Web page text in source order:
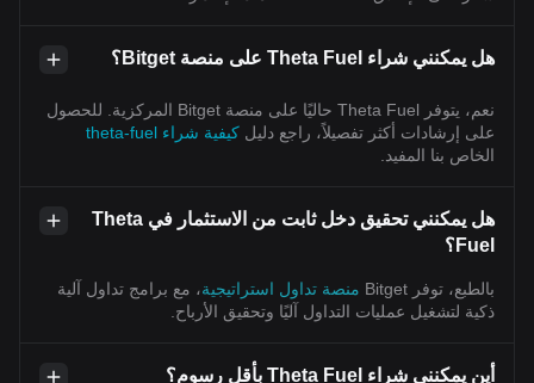
هل يمكنني شراء Theta Fuel على منصة Bitget؟
نعم، يتوفر Theta Fuel حاليًا على منصة Bitget المركزية. للحصول
على إرشادات أكثر تفصيلاً، راجع دليل كيفية شراء theta-fuel
الخاص بنا المفيد.
هل يمكنني تحقيق دخل ثابت من الاستثمار في Theta
Fuel؟
بالطبع، توفر Bitget منصة تداول استراتيجية، مع برامج تداول آلية
ذكية لتشغيل عمليات التداول آليًا وتحقيق الأرباح.
أين يمكنني شراء Theta Fuel بأقل رسوم؟